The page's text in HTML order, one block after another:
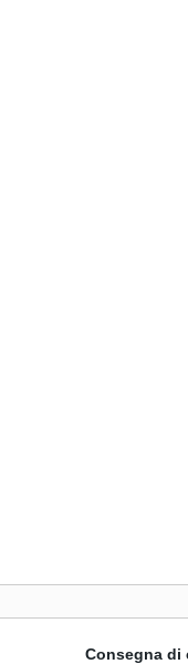
Consegna di